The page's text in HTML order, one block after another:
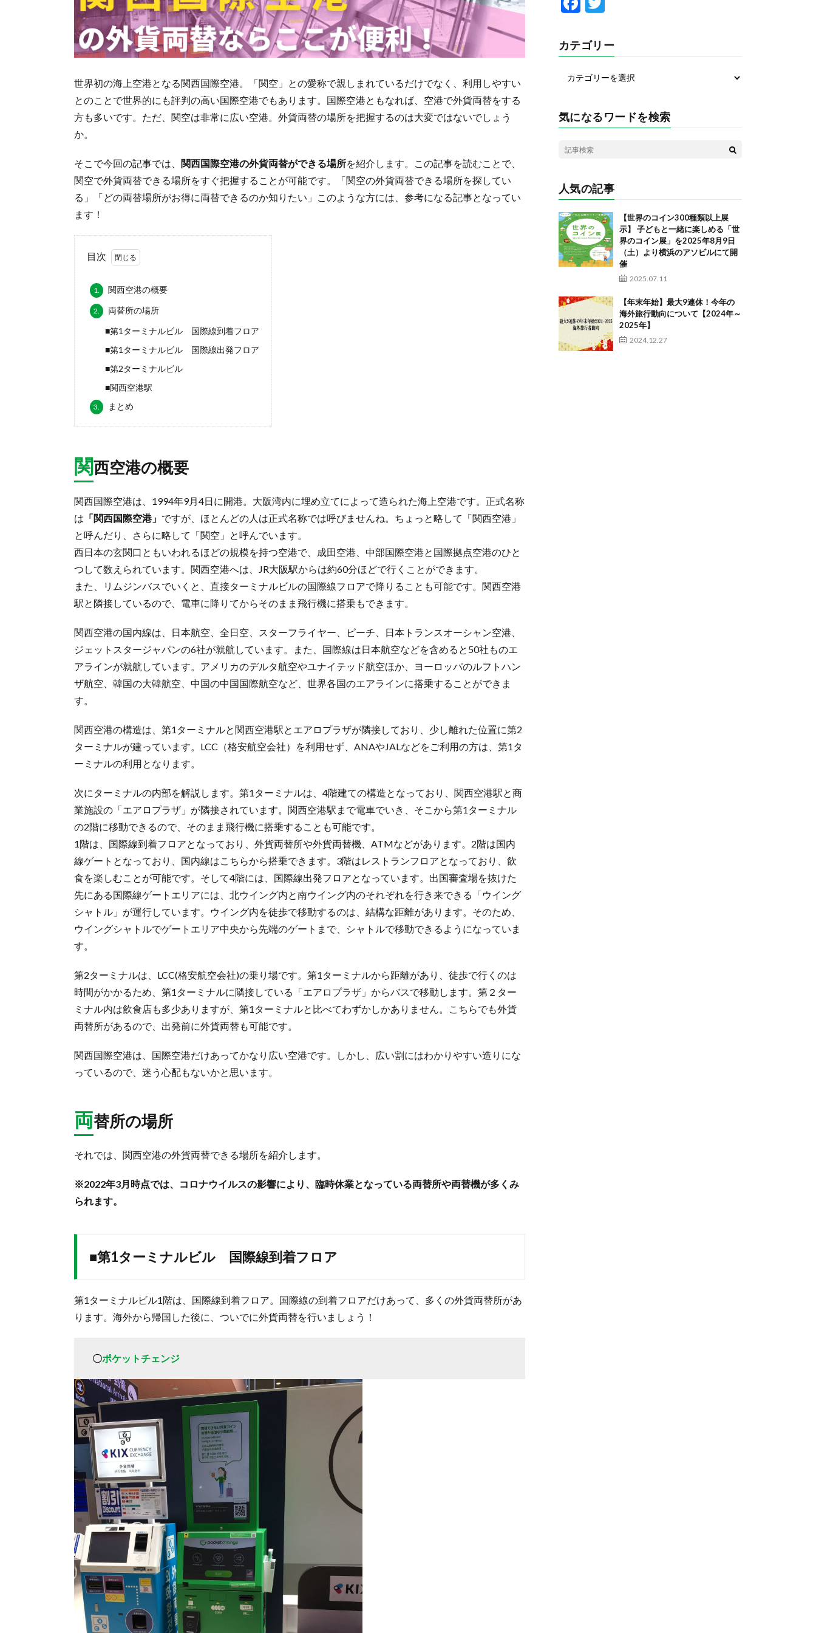
世界初の海上空港となる関西国際空港。「関空」との愛称で親しまれているだけでなく、利用しやすい
とのことで世界的にも評判の高い国際空港でもあります。国際空港ともなれば、空港で外貨両替をする
方も多いです。ただ、関空は非常に広い空港。外貨両替の場所を把握するのは大変ではないでしょう
か。
そこで今回の記事では、 関西国際空港の外貨両替ができる場所を紹介します。この記事を読むことで、
関空で外貨両替できる場所をすぐ把握することが可能です。「関空の外貨両替できる場所を探してい
る」「どの両替場所がお得に両替できるのか知りたい」このような方には、参考になる記事となってい
ます！
目次
1. 関西空港の概要
2.
両替所の場所
■第1ターミナルビル 国際線到着フロア
■第1ターミナルビル 国際線出発フロア
■第2ターミナルビル
■関西空港駅
3. まとめ
関西空港の概要
関西国際空港は、1994年9月4日に開港。大阪湾内に埋め立てによって造られた海上空港です。正式名称
は 「関西国際空港」 ですが、ほとんどの人は正式名称では呼びませんね。ちょっと略して「関西空港」
と呼んだり、さらに略して「関空」と呼んでいます。
西日本の玄関口ともいわれるほどの規模を持つ空港で、成田空港、中部国際空港と国際拠点空港のひと
つして数えられています。関西空港へは、JR大阪駅からは約60分ほどで行くことができます。
また、リムジンバスでいくと、直接ターミナルビルの国際線フロアで降りることも可能です。関西空港
駅と隣接しているので、電車に降りてからそのまま飛行機に搭乗もできます。
関西空港の国内線は、日本航空、全日空、スターフライヤー、ピーチ、日本トランスオーシャン空港、
ジェットスタージャパンの6社が就航しています。また、国際線は日本航空などを含めると50社ものエ
アラインが就航しています。アメリカのデルタ航空やユナイテッド航空ほか、ヨーロッパのルフトハン
ザ航空、韓国の大韓航空、中国の中国国際航空など、世界各国のエアラインに搭乗することができま
す。
関西空港の構造は、第1ターミナルと関西空港駅とエアロプラザが隣接しており、少し離れた位置に第2
ターミナルが建っています。LCC（格安航空会社）を利用せず、ANAやJALなどをご利用の方は、第1タ
ーミナルの利用となります。
次にターミナルの内部を解説します。第1ターミナルは、4階建ての構造となっており、関西空港駅と商
業施設の「エアロプラザ」が隣接されています。関西空港駅まで電車でいき、そこから第1ターミナル
の2階に移動できるので、そのまま飛行機に搭乗することも可能です。
1階は、国際線到着フロアとなっており、外貨両替所や外貨両替機、ATMなどがあります。2階は国内
線ゲートとなっており、国内線はこちらから搭乗できます。3階はレストランフロアとなっており、飲
食を楽しむことが可能です。そして4階には、国際線出発フロアとなっています。出国審査場を抜けた
先にある国際線ゲートエリアには、北ウイング内と南ウイング内のそれぞれを行き来できる「ウイング
シャトル」が運行しています。ウイング内を徒歩で移動するのは、結構な距離があります。そのため、
ウイングシャトルでゲートエリア中央から先端のゲートまで、シャトルで移動できるようになっていま
す。
第2ターミナルは、LCC(格安航空会社)の乗り場です。第1ターミナルから距離があり、徒歩で行くのは
時間がかかるため、第1ターミナルに隣接している「エアロプラザ」からバスで移動します。第２ター
ミナル内は飲食店も多少ありますが、第1ターミナルと比べてわずかしかありません。こちらでも外貨
両替所があるので、出発前に外貨両替も可能です。
関西国際空港は、国際空港だけあってかなり広い空港です。しかし、広い割にはわかりやすい造りにな
っているので、迷う心配もないかと思います。
両替所の場所
それでは、関西空港の外貨両替できる場所を紹介します。
※2022年3月時点では、コロナウイルスの影響により、臨時休業となっている両替所や両替機が多くみ
られます。
■第1ターミナルビル 国際線到着フロア
第1ターミナルビル1階は、国際線到着フロア。国際線の到着フロアだけあって、多くの外貨両替所があ
ります。海外から帰国した後に、ついでに外貨両替を行いましょう！
〇ポケットチェンジ
e
b
o
k
itt
er
カテゴリー
気になるワードを検索
人気の記事
【世界のコイン300種類以上展
示】 子どもと一緒に楽しめる「世
界のコイン展」を2025年8月9日
（土）より横浜のアソビルにて開
催
2025.07.11
【年末年始】最大9連休！今年の
海外旅行動向について【2024年～
2025年】
2024.12.27